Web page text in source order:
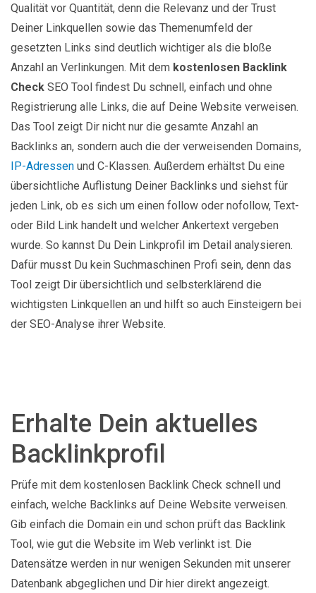
Qualität vor Quantität, denn die Relevanz und der Trust
Deiner Linkquellen sowie das Themenumfeld der
gesetzten Links sind deutlich wichtiger als die bloße
Anzahl an Verlinkungen. Mit dem kostenlosen Backlink
Check SEO Tool findest Du schnell, einfach und ohne
Registrierung alle Links, die auf Deine Website verweisen.
Das Tool zeigt Dir nicht nur die gesamte Anzahl an
Backlinks an, sondern auch die der verweisenden Domains,
IP-Adressen und C-Klassen. Außerdem erhältst Du eine
übersichtliche Auflistung Deiner Backlinks und siehst für
jeden Link, ob es sich um einen follow oder nofollow, Text-
oder Bild Link handelt und welcher Ankertext vergeben
wurde. So kannst Du Dein Linkprofil im Detail analysieren.
Dafür musst Du kein Suchmaschinen Profi sein, denn das
Tool zeigt Dir übersichtlich und selbsterklärend die
wichtigsten Linkquellen an und hilft so auch Einsteigern bei
der SEO-Analyse ihrer Website.
Erhalte Dein aktuelles
Backlinkprofil
Prüfe mit dem kostenlosen Backlink Check schnell und
einfach, welche Backlinks auf Deine Website verweisen.
Gib einfach die Domain ein und schon prüft das Backlink
Tool, wie gut die Website im Web verlinkt ist. Die
Datensätze werden in nur wenigen Sekunden mit unserer
Datenbank abgeglichen und Dir hier direkt angezeigt.